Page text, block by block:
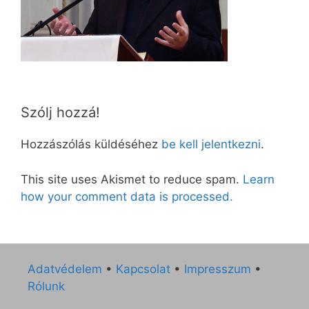
Szólj hozzá!
Hozzászólás küldéséhez be kell jelentkezni.
This site uses Akismet to reduce spam. Learn
how your comment data is processed.
Adatvédelem • Kapcsolat • Impresszum •
Rólunk